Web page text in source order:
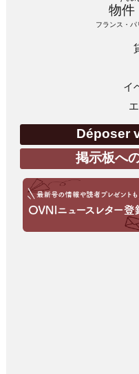
物件
フランス・
イ
Déposer
掲示板へ